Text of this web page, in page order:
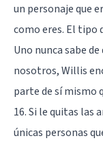
un personaje que
como eres. El tipo
Uno nunca sabe
nosotros, Willis
parte de sí mismo
16. Si le quitas las
únicas personas